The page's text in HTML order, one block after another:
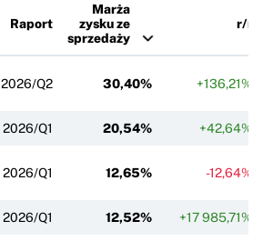
Raport
Marża
zysku ze
sprzedaży
r/r
2026/Q2 30,40% +136,21%
2026/Q1 20,54% +42,64%
2026/Q1 12,65% -12,64%
2026/Q1 12,52% +17 985,71%